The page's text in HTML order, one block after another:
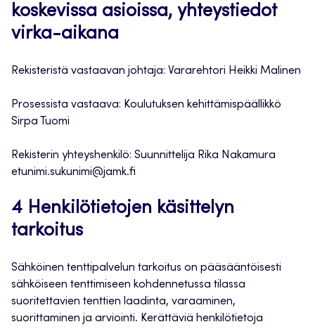
koskevissa asioissa, yhteystiedot
virka-aikana
Rekisteristä vastaavan johtaja: Vararehtori Heikki Malinen
Prosessista vastaava: Koulutuksen kehittämispäällikkö
Sirpa Tuomi
Rekisterin yhteyshenkilö: Suunnittelija Rika Nakamura
etunimi.sukunimi@jamk.fi
4 Henkilötietojen käsittelyn
tarkoitus
Sähköinen tenttipalvelun tarkoitus on pääsääntöisesti
sähköiseen tenttimiseen kohdennetussa tilassa
suoritettavien tenttien laadinta, varaaminen,
suorittaminen ja arviointi. Kerättäviä henkilötietoja